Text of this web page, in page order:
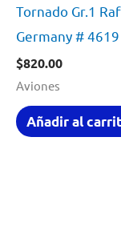
Tornado Gr.1
Germany #
$820.00
Aviones
Añadir al